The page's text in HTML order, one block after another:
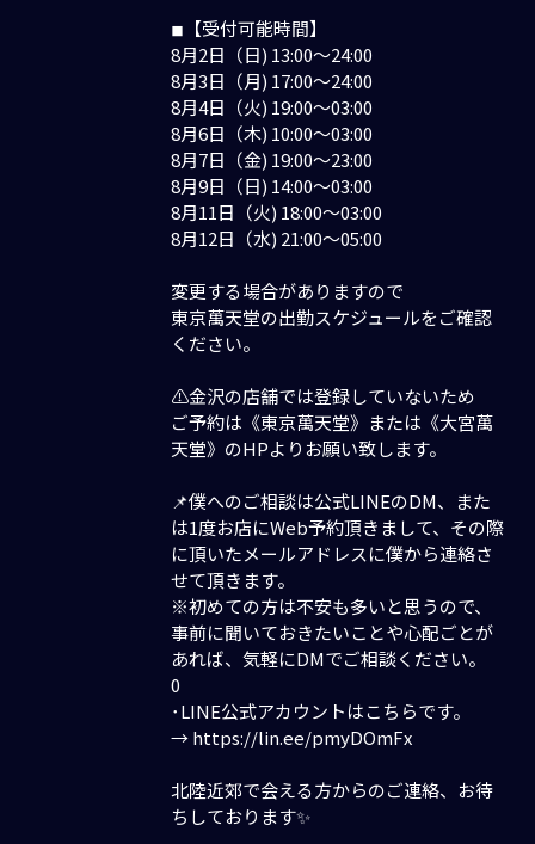
◾︎【受付可能時間】
8月2日（日) 13:00〜24:00
8月3日（月) 17:00〜24:00
8月4日（火) 19:00〜03:00
8月6日（木) 10:00〜03:00
8月7日（金) 19:00〜23:00
8月9日（日) 14:00〜03:00
8月11日（火) 18:00〜03:00
8月12日（水) 21:00〜05:00
変更する場合がありますので
東京萬天堂の出勤スケジュールをご確認
ください。
⚠️金沢の店舗では登録していないため
ご予約は《東京萬天堂》または《大宮萬
天堂》のHPよりお願い致します。
📌僕へのご相談は公式LINEのDM、また
は1度お店にWeb予約頂きまして、その際
に頂いたメールアドレスに僕から連絡さ
せて頂きます。
※初めての方は不安も多いと思うので、
事前に聞いておきたいことや心配ごとが
あれば、気軽にDMでご相談ください。
0
･LINE公式アカウントはこちらです。
→ https://lin.ee/pmyDOmFx
北陸近郊で会える方からのご連絡、お待
ちしております✨